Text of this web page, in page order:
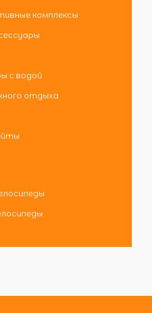
комплексы
с водой
отдыха